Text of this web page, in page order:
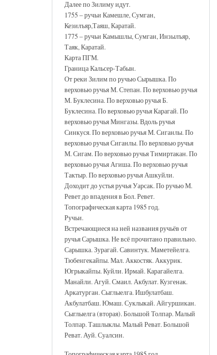
Далее по Зилиму идут.
1755 – ручьи Камешле, Сумган,
Кезилъяр,Таяш, Каратай.
1775 – ручьи Камышлы, Сумган, Инзылъяр,
Таяк, Каратай.
Карта ПГМ.
Граница Кальсер-Табын.
От реки Зилим по ручью Сырышка. По
верховью ручья М. Степан. По верховью ручья
М. Буклесина. По верховью ручья Б.
Буклесина. По верховью ручья Карагай. По
верховью ручья Мингазы. Вдоль ручья
Синкуся. По верховью ручья М. Сиганлы. По
верховью ручья Сиганлы. По верховью ручья
М. Сигам. По верховью ручья Тимиртакан. По
верховью ручья Агиша. По верховью ручья
Тактыр. По верховью ручья Ашкуйли.
Доходит до устья ручья Уарсак. По ручью М.
Ревет до впадения в Бол. Ревет.
Топографическая карта 1985 год.
Ручьи.
Встречающиеся на ней названия ручьёв от
ручья Сарышка. Не всё прочитано правильно.
Сарышка. Зурагай. Савинтук. Маметейелга.
Тюбенгекайпы. Мал. Аккостяк. Аккурик.
Югрыкайпы. Куйли. Ирмай. Карагайелга.
Манайли. Агуй. Смаил. Акбулат. Кузгенак.
Аркатурган. Сыглыелга. Ишбулатбаш.
Акбулатбаш. Юмаш. Суклыкай. Айгуршикан.
Сыглыелга (вторая). Большой Толпар. Малый
Толпар. Ташлыклы. Малый Реват. Большой
Реват. Ауй. Суалсин.